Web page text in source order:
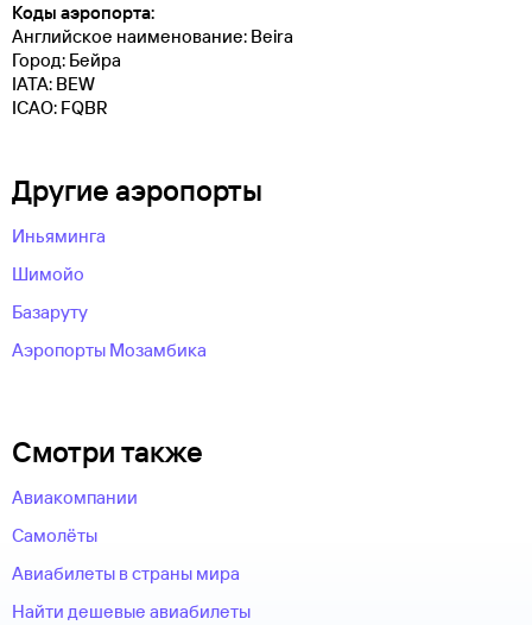
Коды аэропорта:
Английское наименование: Beira
Город: Бейра
IATA: BEW
ICAO: FQBR
Другие аэропорты
Иньяминга
Шимойо
Базаруту
Аэропорты Мозамбика
Смотри также
Авиакомпании
Самолёты
Авиабилеты в страны мира
Найти дешевые авиабилеты